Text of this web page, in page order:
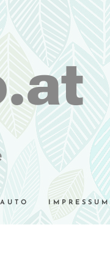
IMPRESSUM